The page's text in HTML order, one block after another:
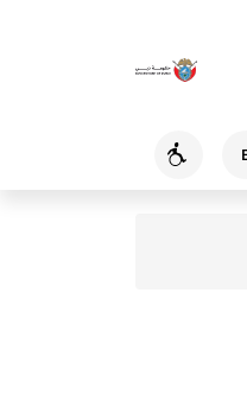
Accessibility